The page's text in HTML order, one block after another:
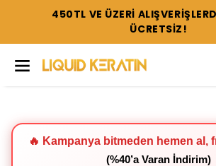
450TL VE ÜZERİ
ÜCRETSİZ!
🔥 Kampanya bitmeden hemen al,
(%40’a Varan İndirim)